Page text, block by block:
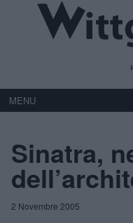
MENU
Sinatra,
2 Novembre 2005